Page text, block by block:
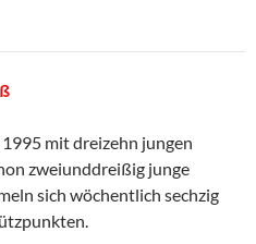
mit dreizehn jungen
zweiunddreißig junge
sich wöchentlich sechzig